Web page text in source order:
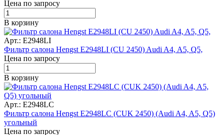
Цена по запросу
В корзину
Арт.: E2948LI
Фильтр салона Hengst E2948LI (CU 2450) Audi A4, A5, Q5,
Цена по запросу
В корзину
Арт.: E2948LC
Фильтр салона Hengst E2948LC (CUK 2450) (Audi A4, A5, Q5)
угольный
Цена по запросу